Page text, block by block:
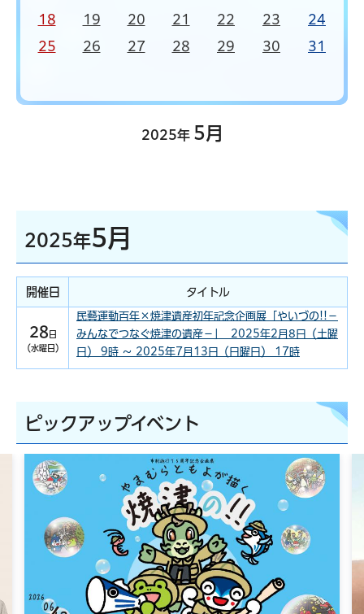
18 19 20 21 22 23 24
25 26 27 28 29 30 31
2025年 5月
2025年5月
開催日 タイトル
28 日
（水曜日）
民藝運動百年×焼津遺産初年記念企画展「やいづの!!－
みんなでつなぐ焼津の遺産－」 2025年2月8日（土曜
日） 9時 ～ 2025年7月13日（日曜日） 17時
ピックアップイベント